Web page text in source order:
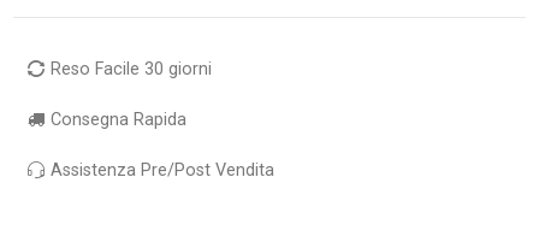
Reso Facile 30 giorni
Consegna Rapida
Assistenza Pre/Post Vendita